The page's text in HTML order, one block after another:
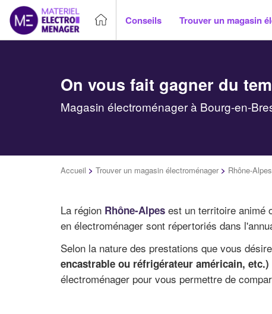
Conseils Trouver un magasin
On vous fait gagner du
Magasin électroménager à Bourg-en-
Accueil > Trouver un magasin électroménager > Rhône-Alpes
La région Rhône-Alpes est un territoire animé
en électroménager sont répertoriés dans
Selon la nature des prestations que vous
encastrable ou réfrigérateur américain, etc.)
électroménager pour vous permettre de